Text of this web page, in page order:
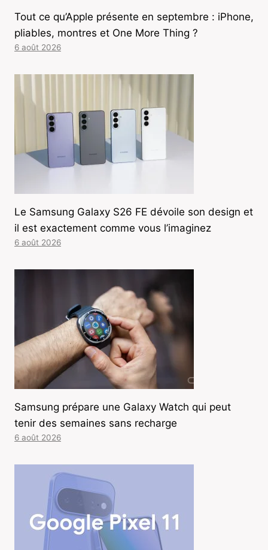
Tout ce qu’Apple présente en septembre : iPhone,
pliables, montres et One More Thing ?
6 août 2026
Le Samsung Galaxy S26 FE dévoile son design et
il est exactement comme vous l’imaginez
6 août 2026
Samsung prépare une Galaxy Watch qui peut
tenir des semaines sans recharge
6 août 2026